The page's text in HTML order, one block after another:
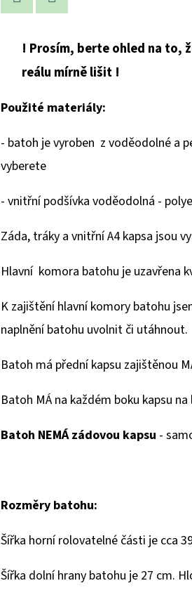
! Prosím, berte ohled na to,
reálu mírně lišit !
Použité materiály:
- batoh je vyroben z voděodolné a
vyberete
- vnitřní podšívka voděodolná -
Záda, tráky a vnitřní A4 kapsa jsou
Hlavní komora batohu je uzavřena
K zajištění hlavní komory batohu
naplnění batohu uvolnit či utáhnout.
Batoh má přední kapsu zajištěnou
Batoh MÁ na každém boku kapsu
Batoh NEMÁ zádovou kapsu -
Rozměry batohu:
Šířka horní rolovatelné části je cca
Šířka dolní hrany batohu je 27 cm.